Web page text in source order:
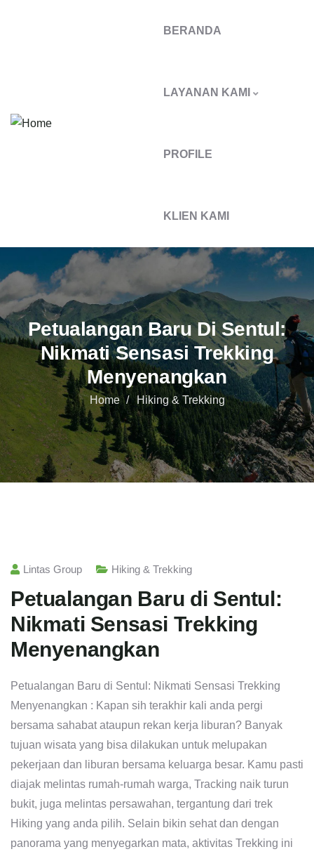
BERANDA
LAYANAN KAMI
PROFILE
KLIEN KAMI
Petualangan Baru Di Sentul:
Nikmati Sensasi Trekking
Menyenangkan
Home Hiking & Trekking
Lintas Group Hiking & Trekking
Petualangan Baru di Sentul:
Nikmati Sensasi Trekking
Menyenangkan
Petualangan Baru di Sentul: Nikmati Sensasi Trekking
Menyenangkan : Kapan sih terakhir kali anda pergi
bersama sahabat ataupun rekan kerja liburan? Banyak
tujuan wisata yang bisa dilakukan untuk melupakan
pekerjaan dan liburan bersama keluarga besar. Kamu pasti
diajak melintas rumah-rumah warga, Tracking naik turun
bukit, juga melintas persawahan, tergantung dari trek
Hiking yang anda pilih. Selain bikin sehat dan dengan
panorama yang menyegarkan mata, aktivitas Trekking ini